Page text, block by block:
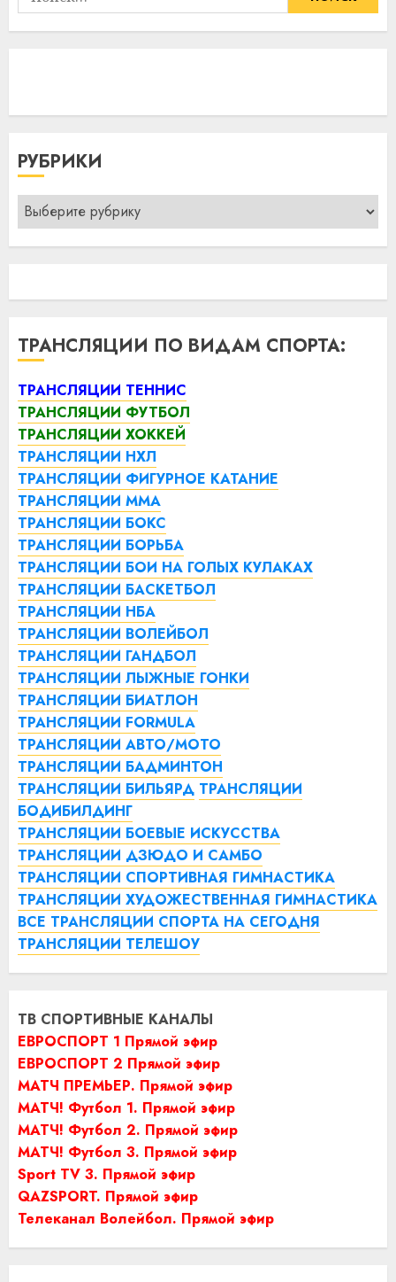
РУБРИКИ
Рубрики
ТРАНСЛЯЦИИ ПО ВИДАМ СПОРТА:
ТРАНСЛЯЦИИ ТЕННИС
ТРАНСЛЯЦИИ ФУТБОЛ
ТРАНСЛЯЦИИ ХОККЕЙ
ТРАНСЛЯЦИИ НХЛ
ТРАНСЛЯЦИИ ФИГУРНОЕ КАТАНИЕ
ТРАНСЛЯЦИИ ММА
ТРАНСЛЯЦИИ БОКС
ТРАНСЛЯЦИИ БОРЬБА
ТРАНСЛЯЦИИ БОИ НА ГОЛЫХ КУЛАКАХ
ТРАНСЛЯЦИИ БАСКЕТБОЛ
ТРАНСЛЯЦИИ НБА
ТРАНСЛЯЦИИ ВОЛЕЙБОЛ
ТРАНСЛЯЦИИ ГАНДБОЛ
ТРАНСЛЯЦИИ ЛЫЖНЫЕ ГОНКИ
ТРАНСЛЯЦИИ БИАТЛОН
ТРАНСЛЯЦИИ FORMULA
ТРАНСЛЯЦИИ АВТО/МОТО
ТРАНСЛЯЦИИ БАДМИНТОН
ТРАНСЛЯЦИИ БИЛЬЯРД ТРАНСЛЯЦИИ
БОДИБИЛДИНГ
ТРАНСЛЯЦИИ БОЕВЫЕ ИСКУССТВА
ТРАНСЛЯЦИИ ДЗЮДО И САМБО
ТРАНСЛЯЦИИ СПОРТИВНАЯ ГИМНАСТИКА
ТРАНСЛЯЦИИ ХУДОЖЕСТВЕННАЯ ГИМНАСТИКА
ВСЕ ТРАНСЛЯЦИИ СПОРТА НА СЕГОДНЯ
ТРАНСЛЯЦИИ ТЕЛЕШОУ
ТВ СПОРТИВНЫЕ КАНАЛЫ
ЕВРОСПОРТ 1 Прямой эфир
ЕВРОСПОРТ 2 Прямой эфир
МАТЧ ПРЕМЬЕР. Прямой эфир
МАТЧ! Футбол 1. Прямой эфир
МАТЧ! Футбол 2. Прямой эфир
МАТЧ! Футбол 3. Прямой эфир
Sport TV 3. Прямой эфир
QAZSPORT. Прямой эфир
Телеканал Волейбол. Прямой эфир